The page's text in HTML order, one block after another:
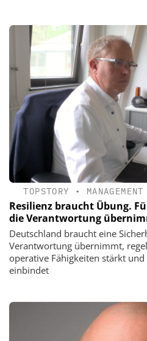
TOPSTORY • MANAGEMENT
Resilienz braucht Übung.
die Verantwortung
Deutschland braucht eine
Verantwortung übernimmt,
operative Fähigkeiten stärkt
einbindet